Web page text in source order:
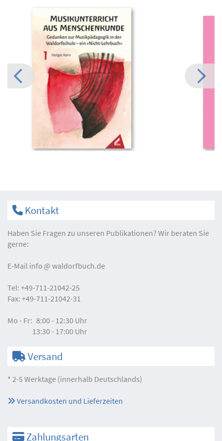
Kontakt
Haben Sie Fragen zu unseren Publikationen? Wir beraten Sie
gerne:
E-Mail info waldorfbuch.de
Tel: +49-711-21042-25
Fax: +49-711-21042-31
Mo - Fr: 8:00 - 12:30 Uhr
13:30 - 17:00 Uhr
Versand
* 2-5 Werktage (innerhalb Deutschlands)
Versandkosten und Lieferzeiten
Zahlungsarten